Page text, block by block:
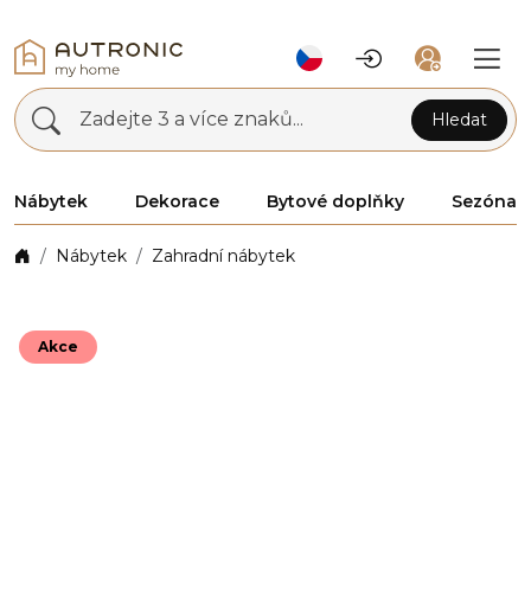
Zadejte 3 a více znaků... Hledat
Nábytek Dekorace Bytové doplňky Sezóna
Nábytek Zahradní nábytek
Akce